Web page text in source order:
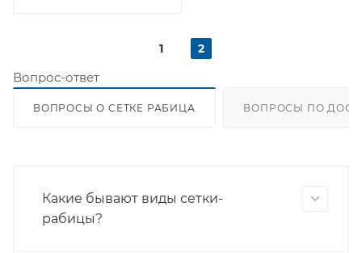
1 2
Вопрос-ответ
ВОПРОСЫ О СЕТКЕ РАБИЦА ВОПРОСЫ ПО
Какие бывают виды сетки-
рабицы?